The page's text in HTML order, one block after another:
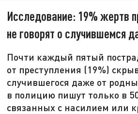
Исследование: 19% жертв
не говорят о случившемся
Почти каждый пятый
от преступления (19%)
случившегося даже от
в полицию пишут только в
связанных с насилием или